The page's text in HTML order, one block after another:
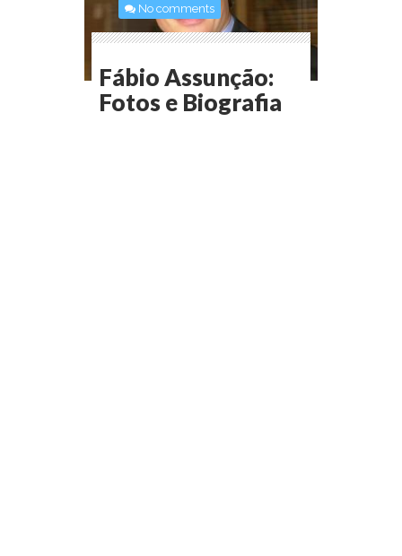
No comments
Fábio Assunção:
Fotos e Biografia